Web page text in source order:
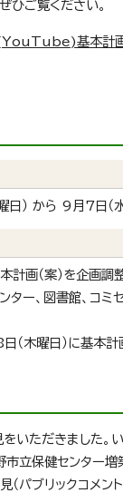
ひご覧ください。
(YouTube)基本計
） から 9月7日（水
計画（案）を企画調
ター、図書館、コミ
木曜日）に基本計
いただきました。
市立保健センター
（パブリックコメン